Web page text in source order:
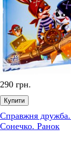
290 грн.
Купити
Смачна